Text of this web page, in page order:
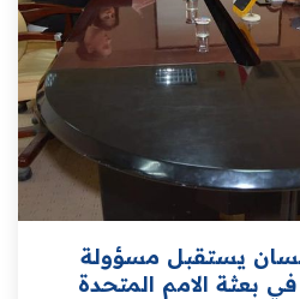
يستقبل مسؤولة
بعثة الامم المتحدة